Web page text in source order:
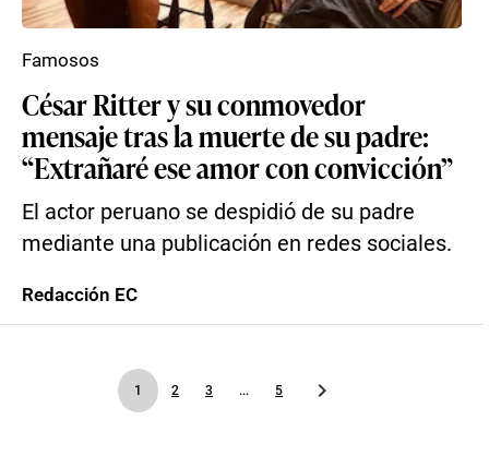
César Ritter y su conmovedor
mensaje tras la muerte de su padre:
“Extrañaré ese amor con convicción”
El actor peruano se despidió de su padre
mediante una publicación en redes sociales.
Famosos
Redacción EC
1 2 3 ... 5